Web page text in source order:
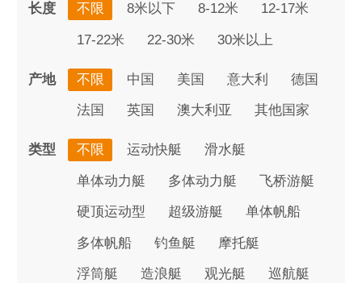
长度 不限 8米以下 8-12米 12-17米
17-22米 22-30米 30米以上
产地 不限 中国 美国 意大利 德国
法国 英国 澳大利亚 其他国家
类型 不限 运动快艇 滑水艇
单体动力艇 多体动力艇 飞桥游艇
硬顶运动型 超级游艇 单体帆船
多体帆船 钓鱼艇 摩托艇
浮筒艇 造浪艇 观光艇 巡航艇